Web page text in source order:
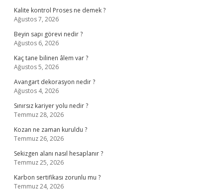
Kalite kontrol Proses ne demek ?
Ağustos 7, 2026
Beyin sapı görevi nedir ?
Ağustos 6, 2026
Kaç tane bilinen âlem var ?
Ağustos 5, 2026
Avangart dekorasyon nedir ?
Ağustos 4, 2026
Sınırsız kariyer yolu nedir ?
Temmuz 28, 2026
Kozan ne zaman kuruldu ?
Temmuz 26, 2026
Sekizgen alanı nasıl hesaplanır ?
Temmuz 25, 2026
Karbon sertifikası zorunlu mu ?
Temmuz 24, 2026